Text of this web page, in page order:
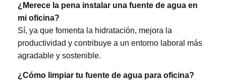
¿Merece la pena instalar una fuente de agua en
mi oficina?
Sí, ya que fomenta la hidratación, mejora la
productividad y contribuye a un entorno laboral más
agradable y sostenible.
¿Cómo limpiar tu fuente de agua para oficina?